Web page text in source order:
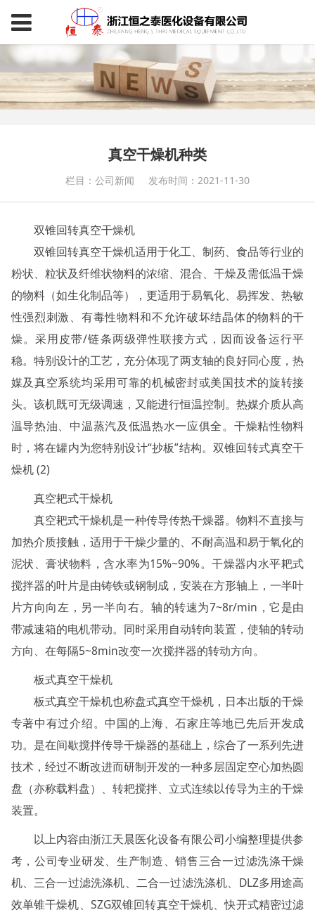
真空干燥机种类
栏目：公司新闻 发布时间：2021-11-30
双锥回转真空干燥机
双锥回转真空干燥机适用于化工、制药、食品等行业的
粉状、粒状及纤维状物料的浓缩、混合、干燥及需低温干燥
的物料（如生化制品等），更适用于易氧化、易挥发、热敏
性强烈刺激、有毒性物料和不允许破坏结晶体的物料的干
燥。采用皮带/链条两级弹性联接方式，因而设备运行平
稳。特别设计的工艺，充分体现了两支轴的良好同心度，热
媒及真空系统均采用可靠的机械密封或美国技术的旋转接
头。该机既可无级调速，又能进行恒温控制。热媒介质从高
温导热油、中温蒸汽及低温热水一应俱全。干燥粘性物料
时，将在罐内为您特别设计“抄板”结构。双锥回转式真空干
燥机 (2)
真空耙式干燥机
真空耙式干燥机是一种传导传热干燥器。物料不直接与
加热介质接触，适用于干燥少量的、不耐高温和易于氧化的
泥状、膏状物料，含水率为15%~90%。干燥器内水平耙式
搅拌器的叶片是由铸铁或钢制成，安装在方形轴上，一半叶
片方向向左，另一半向右。轴的转速为7~8r/min，它是由
带减速箱的电机带动。同时采用自动转向装置，使轴的转动
方向、在每隔5~8min改变一次搅拌器的转动方向。
板式真空干燥机
板式真空干燥机也称盘式真空干燥机，日本出版的干燥
专著中有过介绍。中国的上海、石家庄等地已先后开发成
功。是在间歇搅拌传导干燥器的基础上，综合了一系列先进
技术，经过不断改进而研制开发的一种多层固定空心加热圆
盘（亦称载料盘）、转耙搅拌、立式连续以传导为主的干燥
装置。
以上内容由浙江天晨医化设备有限公司小编整理提供参
考，公司专业研发、生产制造、销售三合一过滤洗涤干燥
机、三合一过滤洗涤机、二合一过滤洗涤机、DLZ多用途高
效单锥干燥机、SZG双锥回转真空干燥机、快开式精密过滤